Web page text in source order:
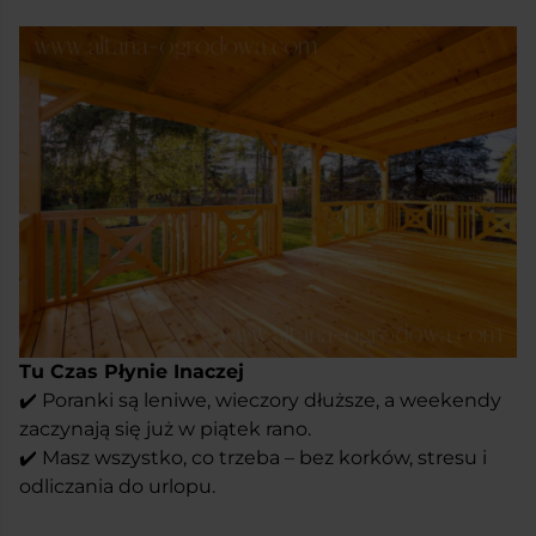
Tu Czas Płynie Inaczej
✔️ Poranki są leniwe, wieczory dłuższe, a weekendy
zaczynają się już w piątek rano.
✔️ Masz wszystko, co trzeba – bez korków, stresu i
odliczania do urlopu.